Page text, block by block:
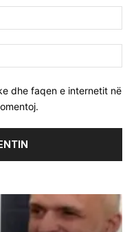
dhe faqen e internetit në